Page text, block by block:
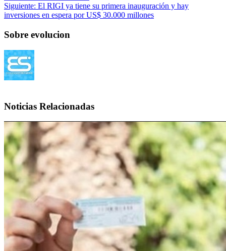
Siguiente: El RIGI ya tiene su primera inauguración y hay
inversiones en espera por US$ 30.000 millones
Sobre evolucion
Noticias Relacionadas